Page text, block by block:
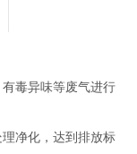
毒异味等废气进行
净化，达到排放标